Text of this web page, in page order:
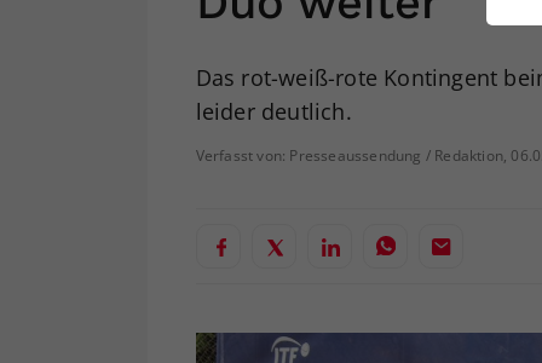
Das rot-weiß-rote Kontingent
leider deutlich.
Verfasst von: Presseaussendung / Redaktion,